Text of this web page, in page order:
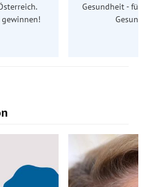
Gesundheit - für